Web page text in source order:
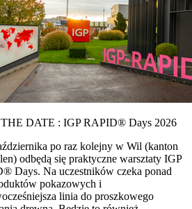
DATE : IGP RAPID® Days 2026
po raz kolejny w Wil (kanton
odbędą się praktyczne warsztaty IGP
Days. Na uczestników czeka ponad
pokazowych i
linia do proszkowego